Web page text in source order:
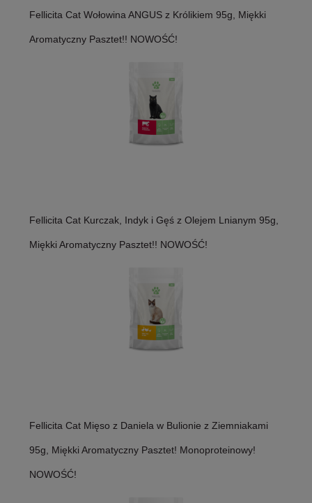
Fellicita Cat Wołowina ANGUS z Królikiem 95g, Miękki
Aromatyczny Pasztet!! NOWOŚĆ!
Fellicita Cat Kurczak, Indyk i Gęś z Olejem Lnianym 95g,
Miękki Aromatyczny Pasztet!! NOWOŚĆ!
Fellicita Cat Mięso z Daniela w Bulionie z Ziemniakami
95g, Miękki Aromatyczny Pasztet! Monoproteinowy!
NOWOŚĆ!